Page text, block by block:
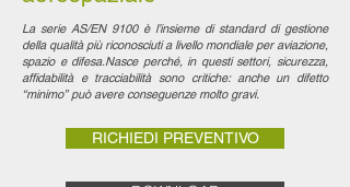
La serie AS/EN 9100 è l’insieme di standard di gestione
della qualità più riconosciuti a livello mondiale per aviazione,
spazio e difesa.Nasce perché, in questi settori, sicurezza,
affidabilità e tracciabilità sono critiche: anche un difetto
“minimo” può avere conseguenze molto gravi.
RICHIEDI PREVENTIVO